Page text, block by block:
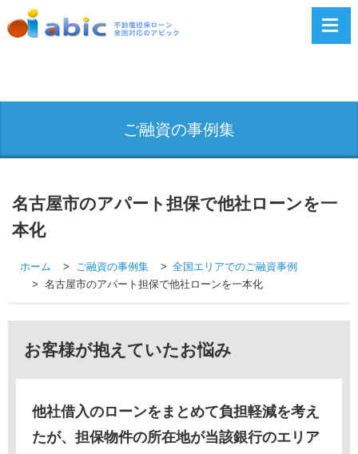
ご融資の事例集
名古屋市のアパート担保で他社ローンを一
本化
ホーム ご融資の事例集
全国エリアでのご融資事例
名古屋市のアパート担保で他社ローンを一本化
お客様が抱えていたお悩み
他社借入のローンをまとめて負担軽減を考え
たが、担保物件の所在地が当該銀行のエリア